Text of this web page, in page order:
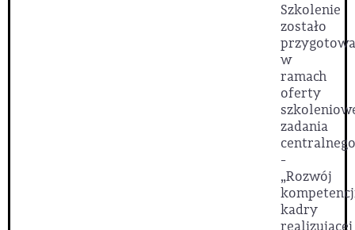
Szkolenie
zostało
w
ramach
oferty
zadania
-
„Rozwój
kadry